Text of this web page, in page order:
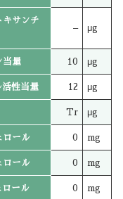
サンチ
– μg
当量 10 μg
活性当量 12 μg
Tr μg
ロール 0 mg
ロール 0 mg
ロール 0 mg